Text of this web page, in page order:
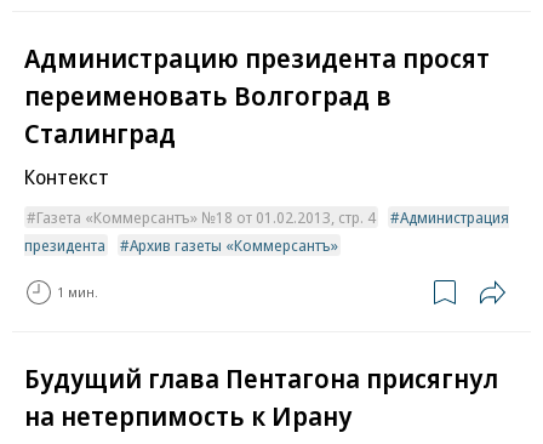
Администрацию президента просят
переименовать Волгоград в
Сталинград
Контекст
Газета «Коммерсантъ» №18 от 01.02.2013, стр. 4
Администрация
президента
Архив газеты «Коммерсантъ»
1 мин.
Будущий глава Пентагона присягнул
на нетерпимость к Ирану